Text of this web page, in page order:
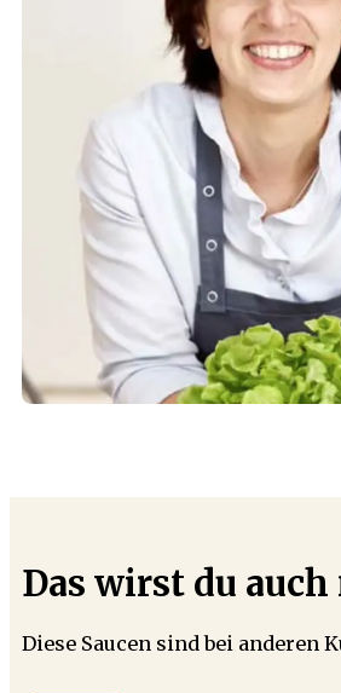
Das wirst du
Diese Saucen sind bei anderen